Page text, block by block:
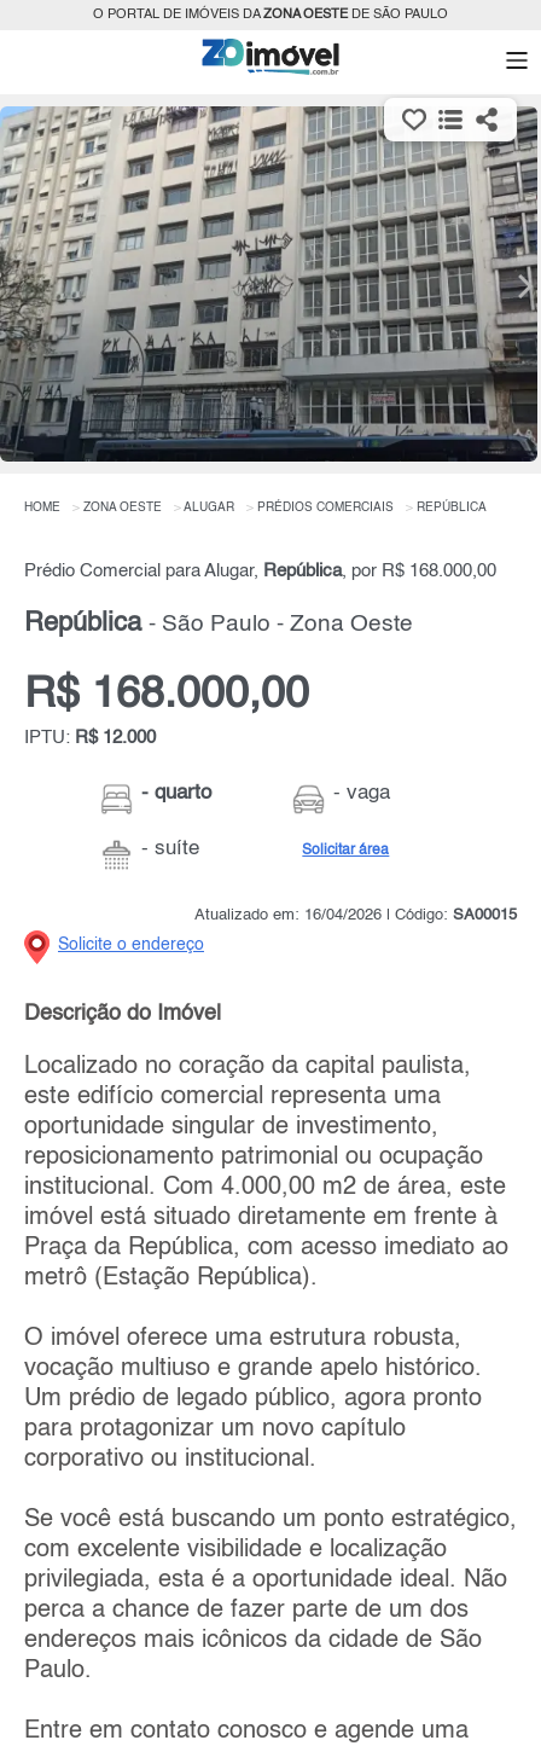
O PORTAL DE IMÓVEIS DAZONA OESTEDE SÃO PAULO
HOME ZONA OESTE ALUGAR PRÉDIOS COMERCIAIS REPÚBLICA
Prédio Comercial para Alugar, República, por R$ 168.000,00
República - São Paulo - Zona Oeste
R$ 168.000,00
IPTU: R$ 12.000
- quarto
- suíte
- vaga
Solicitar área
Atualizado em: 16/04/2026 | Código: SA00015
Solicite o endereço
Descrição do Imóvel
Localizado no coração da capital paulista,
este edifício comercial representa uma
oportunidade singular de investimento,
reposicionamento patrimonial ou ocupação
institucional. Com 4.000,00 m2 de área, este
imóvel está situado diretamente em frente à
Praça da República, com acesso imediato ao
metrô (Estação República).
O imóvel oferece uma estrutura robusta,
vocação multiuso e grande apelo histórico.
Um prédio de legado público, agora pronto
para protagonizar um novo capítulo
corporativo ou institucional.
Se você está buscando um ponto estratégico,
com excelente visibilidade e localização
privilegiada, esta é a oportunidade ideal. Não
perca a chance de fazer parte de um dos
endereços mais icônicos da cidade de São
Paulo.
Entre em contato conosco e agende uma